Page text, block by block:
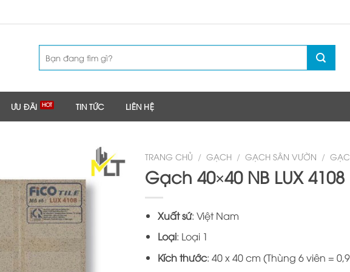
kiếm:
ƯU ĐÃI TIN TỨC LIÊN HỆ
TRANG CHỦ / GẠCH / GẠCH SÂN VƯỜN /
Gạch 40×40 NB LUX 4108
Xuất sứ: Việt Nam
Loại: Loại 1
Kích thước: 40 x 40 cm (Thùng 6 viên =